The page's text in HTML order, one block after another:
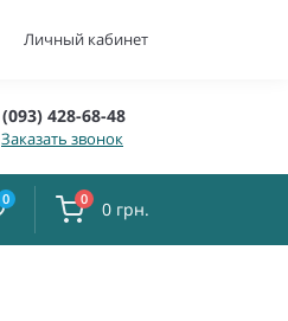
Личный кабинет
(093) 428-68-48
Заказать звонок
0 0 0 грн.